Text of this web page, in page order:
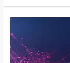
Mesajları
Delil
Olarak